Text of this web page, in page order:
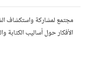
مجتمع لمشاركة واستكشاف
الأفكار حول أساليب الكتابة